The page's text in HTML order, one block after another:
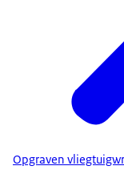
Opgraven